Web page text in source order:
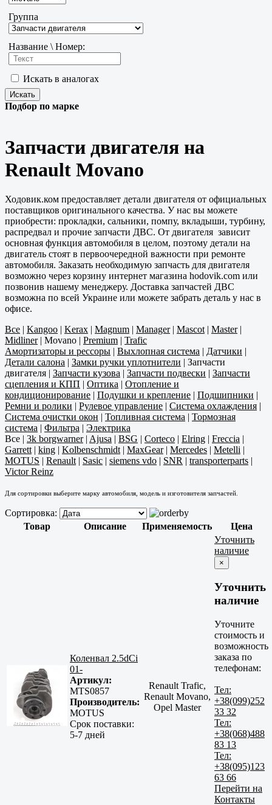
Группа
Название \ Номер:
Искать в аналогах
Подбор по марке
Запчасти двигателя на
Renault Movano
Ходовик.ком предоставляет детали двигателя от официальных
поставщиков оригинального качества. У нас вы можете
приобрести: прокладки, сальники, помпу, вкладыши, турбину,
распредвал и прочие запчасти ДВС. От двигателя зависит
основная функция автомобиля в целом, поэтому детали на
двигатель стоят в первоочередной важности при ремонте
автомобиля. Заказать необходимую запчасть для двигателя
возможно через корзину интернет магазина hodovik.com или
позвонив нашему менеджеру. Доставка запчастей ДВС
возможна по всей Украине или можете забрать деталь у нас в
офисе.
Все | Kangoo | Kerax | Magnum | Manager| Mascot | Master|
Midliner| Movano | Premium | Trafic
Амортизаторы и рессоры | Выхлопная система | Датчики |
Детали салона | Замки ручки уплотнители | Запчасти
двигателя | Запчасти кузова | Запчасти подвески | Запчасти
сцепления и КПП | Оптика | Отопление и
кондиционирование | Подушки и крепление | Подшипники |
Ремни и ролики | Рулевое управление | Система охлаждения |
Система очистки окон | Топливная система | Тормозная
система | Фильтра | Электрика
Все | 3k borgwarner| Ajusa | BSG | Corteco | Elring | Freccia |
Garrett | king | Kolbenschmidt | MaxGear| Mercedes | Metelli |
MOTUS | Renault | Sasic | siemens vdo | SNR | transporterparts |
Victor Reinz
Для сортировки выберите марку автомобиля, модель и изготовителя запчастей.
Сортировка:
Товар
Описание Применяемость Цена
Коленвал 2.5dCi
01-
Артикул:
MTS0857
Производитель:
MOTUS
Срок поставки:
5-7 дней
Renault Trafic,
Renault Movano,
Opel Master
Уточнить
наличие
×
Уточнить
наличие
Уточните
стоимость и
возможность
заказа по
телефонам:
Тел:
+38(099)252
33 32
Тел:
+38(068)488
83 13
Тел:
+38(095)123
63 66
Перейти на
Контакты